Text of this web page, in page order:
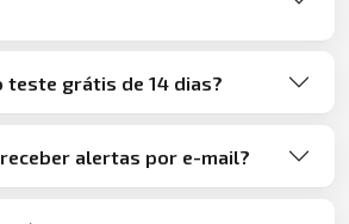
teste grátis de 14 dias?
receber alertas por e-mail?